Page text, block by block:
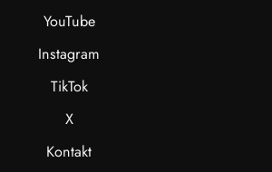
YouTube
Instagram
TikTok
X
Kontakt